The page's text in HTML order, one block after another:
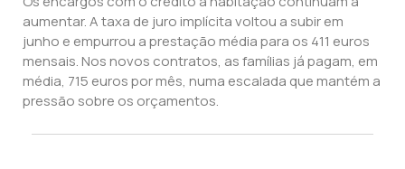
aumentar. A taxa de juro implícita voltou a subir em
junho e empurrou a prestação média para os 411 euros
mensais. Nos novos contratos, as famílias já pagam, em
média, 715 euros por mês, numa escalada que mantém a
pressão sobre os orçamentos.